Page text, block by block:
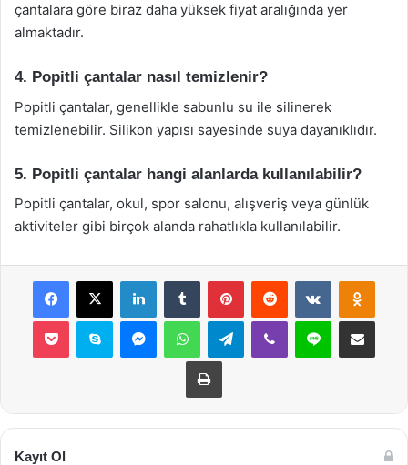
çantalara göre biraz daha yüksek fiyat aralığında yer
almaktadır.
4. Popitli çantalar nasıl temizlenir?
Popitli çantalar, genellikle sabunlu su ile silinerek
temizlenebilir. Silikon yapısı sayesinde suya dayanıklıdır.
5. Popitli çantalar hangi alanlarda kullanılabilir?
Popitli çantalar, okul, spor salonu, alışveriş veya günlük
aktiviteler gibi birçok alanda rahatlıkla kullanılabilir.
Facebook
X LinkedInTumblr PinterestReddit VKontakte
Pocket Skype MessengerWhatsAppTelegramViber Line E-Posta ile
Yazdır
Kayıt Ol